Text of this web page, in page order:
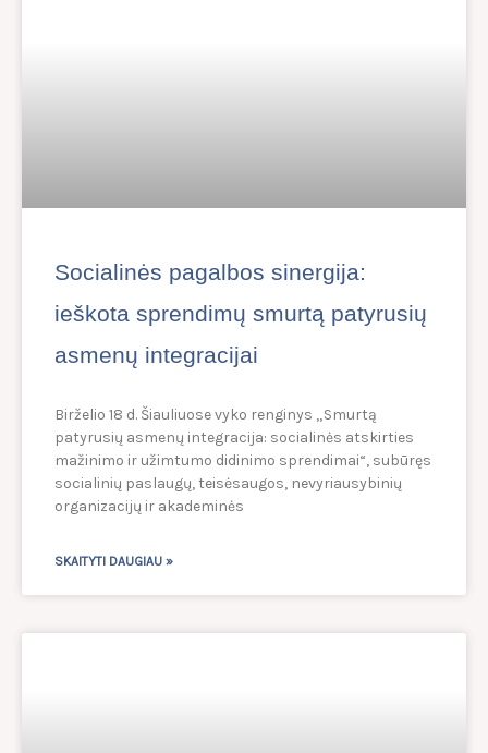
Socialinės pagalbos sinergija:
ieškota sprendimų smurtą patyrusių
asmenų integracijai
Birželio 18 d. Šiauliuose vyko renginys „Smurtą
patyrusių asmenų integracija: socialinės atskirties
mažinimo ir užimtumo didinimo sprendimai“, subūręs
socialinių paslaugų, teisėsaugos, nevyriausybinių
organizacijų ir akademinės
SKAITYTI DAUGIAU »